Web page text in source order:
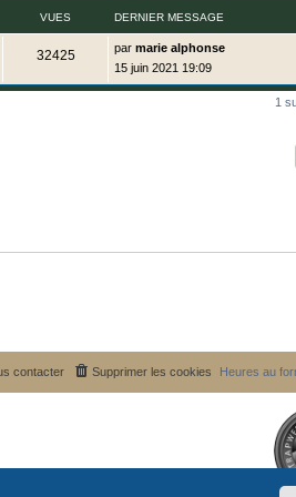
g
e
s
s
a
g
e
r
m
s
s
VUES DERNIER MESSAGE
32425V
u
D
r
n
par marie alphonse
15 juin 2021 19:09
1
Heures au
Supprimer les cookies
contacter